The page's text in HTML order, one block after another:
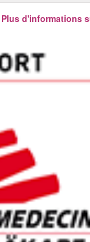
Plus d'informations